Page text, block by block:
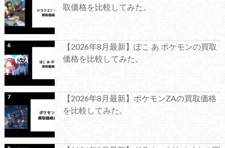
取価格を比較してみた。
【2026年8月最新】ぽこ あ ポケモンの買取
価格を比較してみた。
【2026年8月最新】ポケモンZAの買取価格
を比較してみた。